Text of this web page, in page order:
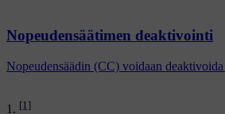
[1]
Nopeudensäätimen deaktivointi
Nopeudensäädin (CC) voidaan